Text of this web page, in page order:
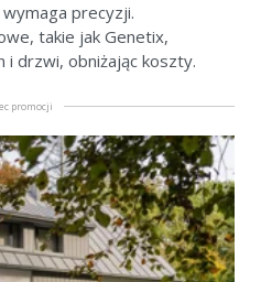
precyzji.
takie jak Genetix,
drzwi, obniżając koszty.
promocji